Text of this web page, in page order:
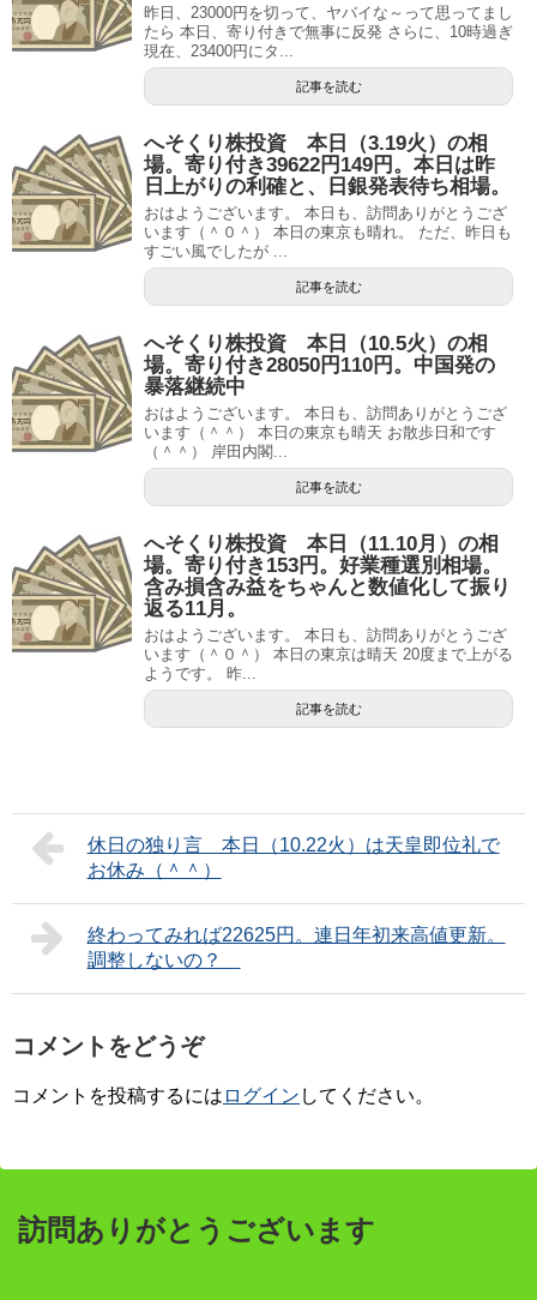
昨日、23000円を切って、ヤバイな～って思ってまし
たら 本日、寄り付きで無事に反発 さらに、10時過ぎ
現在、23400円にタ...
記事を読む
へそくり株投資 本日（3.19火）の相
場。寄り付き39622円149円。本日は昨
日上がりの利確と、日銀発表待ち相場。
おはようございます。 本日も、訪問ありがとうござ
います（＾０＾） 本日の東京も晴れ。 ただ、昨日も
すごい風でしたが ...
記事を読む
へそくり株投資 本日（10.5火）の相
場。寄り付き28050円110円。中国発の
暴落継続中
おはようございます。 本日も、訪問ありがとうござ
います（＾＾） 本日の東京も晴天 お散歩日和です
（＾＾） 岸田内閣...
記事を読む
へそくり株投資 本日（11.10月）の相
場。寄り付き153円。好業種選別相場。
含み損含み益をちゃんと数値化して振り
返る11月。
おはようございます。 本日も、訪問ありがとうござ
います（＾０＾） 本日の東京は晴天 20度まで上がる
ようです。 昨...
記事を読む
休日の独り言 本日（10.22火）は天皇即位礼で
お休み（＾＾）
終わってみれば22625円。連日年初来高値更新。
調整しないの？
コメントをどうぞ
コメントを投稿するには ログイン してください。
訪問ありがとうございます